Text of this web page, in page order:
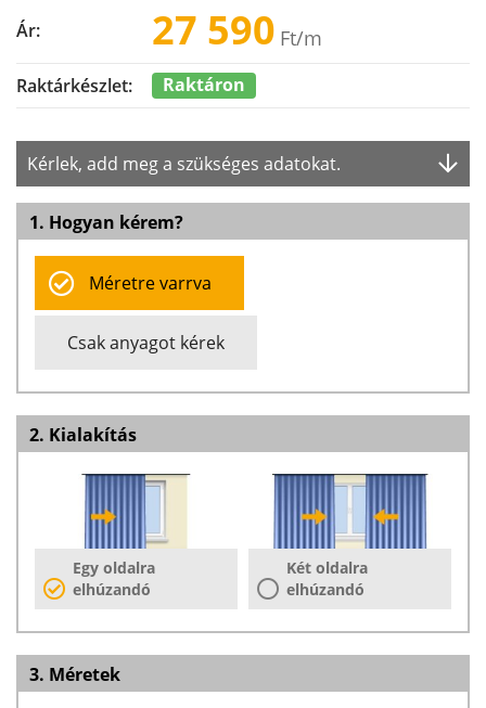
Ár: 27 590 Ft/m
Raktárkészlet: Raktáron
Kérlek, add meg a szükséges adatokat.
1. Hogyan kérem?
Méretre varrva
Csak anyagot kérek
2. Kialakítás
Egy oldalra
elhúzandó
Két oldalra
elhúzandó
3. Méretek